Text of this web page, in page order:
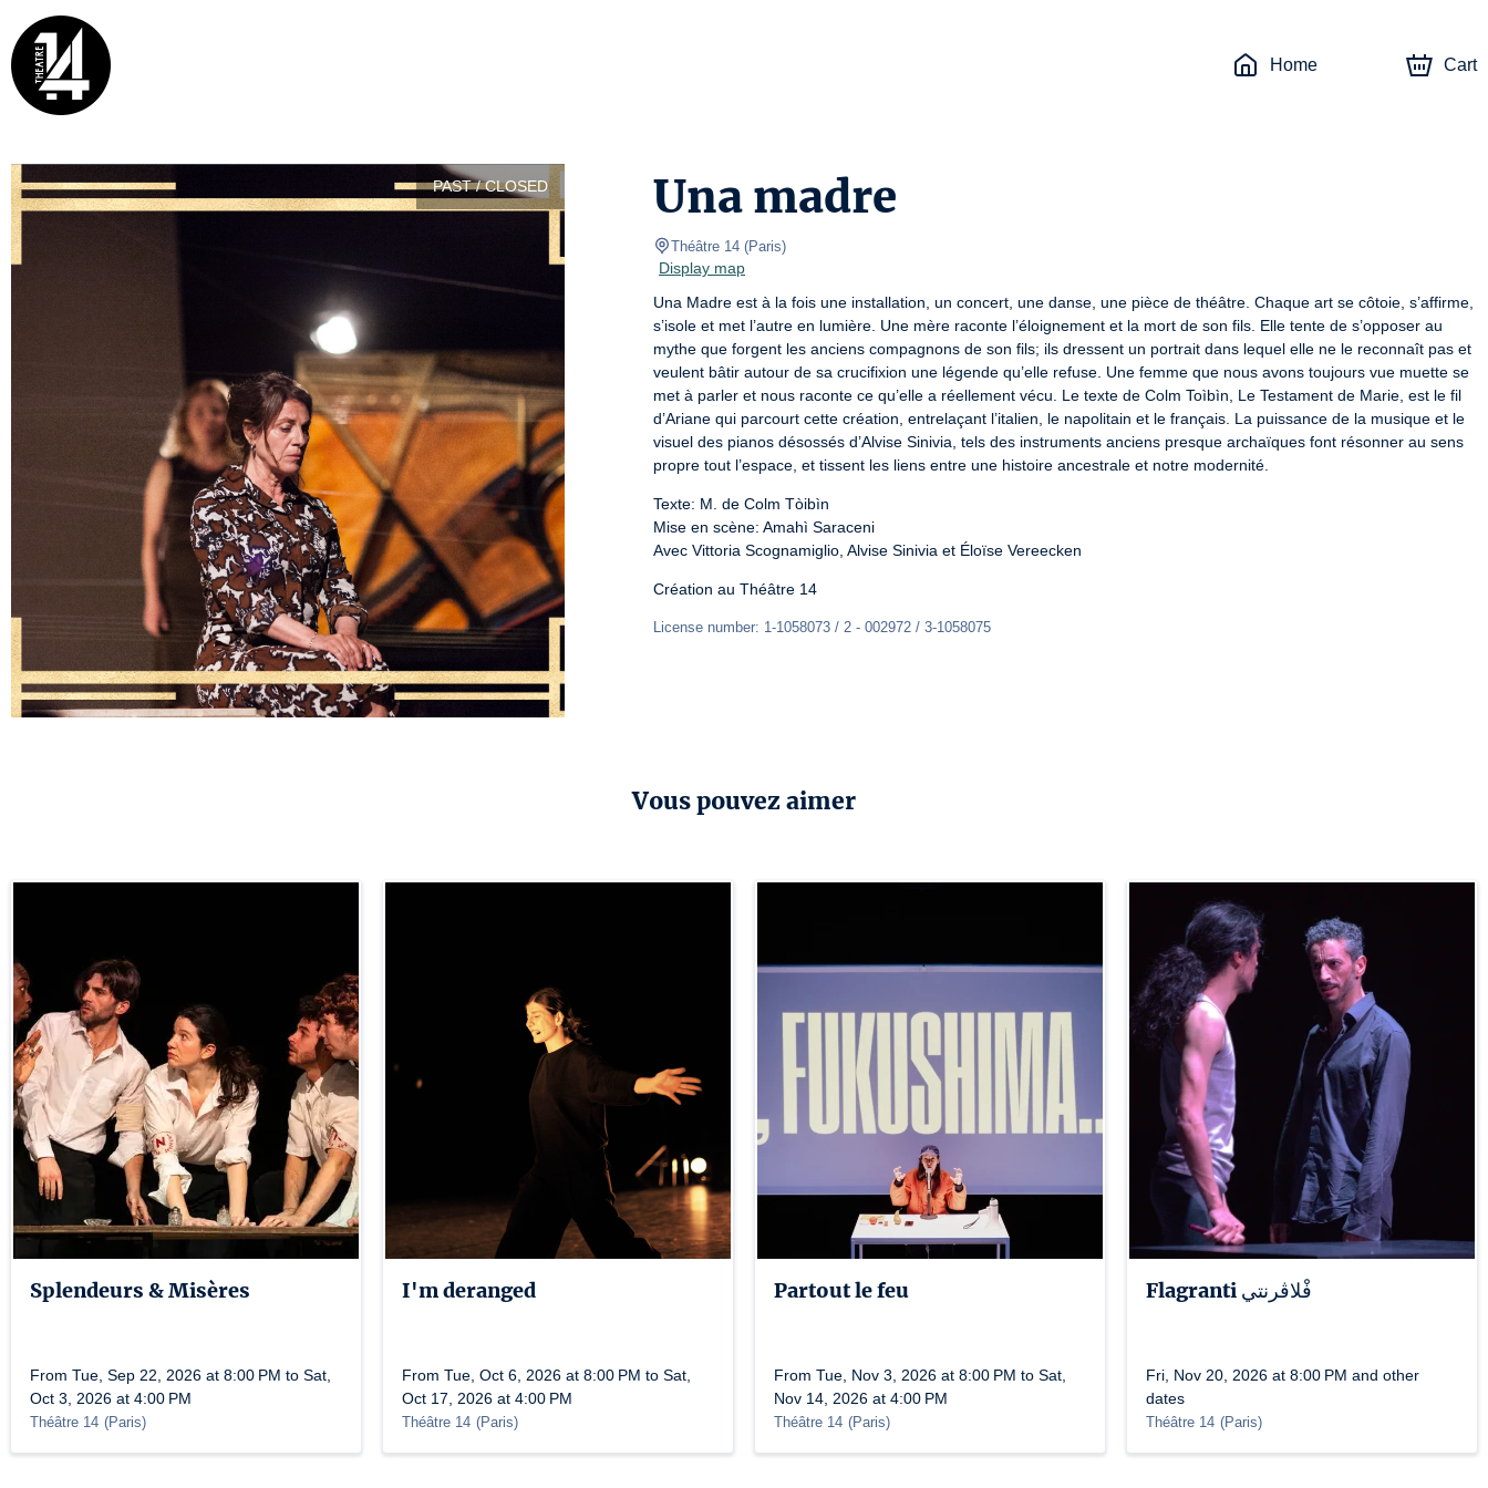
Home Cart
PAST / CLOSED Una madre
Théâtre 14 (Paris)
Display map
Una Madre est à la fois une installation, un concert, une danse, une pièce de théâtre. Chaque art se côtoie, s’affirme,
s’isole et met l’autre en lumière. Une mère raconte l’éloignement et la mort de son fils. Elle tente de s’opposer au
mythe que forgent les anciens compagnons de son fils; ils dressent un portrait dans lequel elle ne le reconnaît pas et
veulent bâtir autour de sa crucifixion une légende qu’elle refuse. Une femme que nous avons toujours vue muette se
met à parler et nous raconte ce qu’elle a réellement vécu. Le texte de Colm Toìbìn, Le Testament de Marie, est le fil
d’Ariane qui parcourt cette création, entrelaçant l’italien, le napolitain et le français. La puissance de la musique et le
visuel des pianos désossés d’Alvise Sinivia, tels des instruments anciens presque archaïques font résonner au sens
propre tout l’espace, et tissent les liens entre une histoire ancestrale et notre modernité.
Texte: M. de Colm Tòibìn
Mise en scène: Amahì Saraceni
Avec Vittoria Scognamiglio, Alvise Sinivia et Éloïse Vereecken
Création au Théâtre 14
License number: 1-1058073 / 2 - 002972 / 3-1058075
Vous pouvez aimer
Splendeurs & Misères
From Tue, Sep 22, 2026 at 8:00 PM to Sat,
Oct 3, 2026 at 4:00 PM
Théâtre 14 (Paris)
I'm deranged
From Tue, Oct 6, 2026 at 8:00 PM to Sat,
Oct 17, 2026 at 4:00 PM
Théâtre 14 (Paris)
Partout le feu
From Tue, Nov 3, 2026 at 8:00 PM to Sat,
Nov 14, 2026 at 4:00 PM
Théâtre 14 (Paris)
Flagranti فْلاڤرنتي
Fri, Nov 20, 2026 at 8:00 PM and other
dates
Théâtre 14 (Paris)